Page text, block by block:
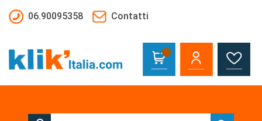
06.90095358
Contatti